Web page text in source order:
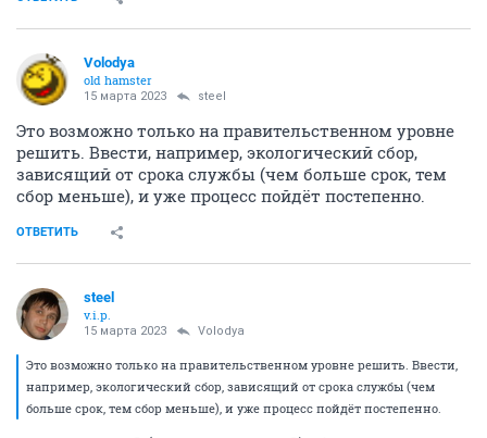
Volodya
old hamster
15 марта 2023 steel
Это возможно только на правительственном уровне
решить. Ввести, например, экологический сбор,
зависящий от срока службы (чем больше срок, тем
сбор меньше), и уже процесс пойдёт постепенно.
ОТВЕТИТЬ
steel
v.i.p.
15 марта 2023 Volodya
Это возможно только на правительственном уровне решить. Ввести,
например, экологический сбор, зависящий от срока службы (чем
больше срок, тем сбор меньше), и уже процесс пойдёт постепенно.